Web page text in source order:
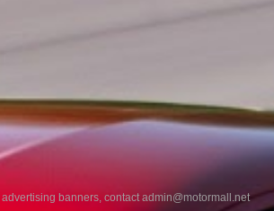
banners, contactadmin@motormall.net